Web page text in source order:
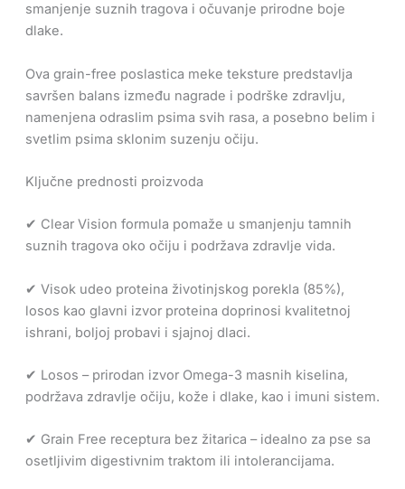
smanjenje suznih tragova i očuvanje prirodne boje
dlake.
Ova grain-free poslastica meke teksture predstavlja
savršen balans između nagrade i podrške zdravlju,
namenjena odraslim psima svih rasa, a posebno belim i
svetlim psima sklonim suzenju očiju.
Ključne prednosti proizvoda
✔ Clear Vision formula pomaže u smanjenju tamnih
suznih tragova oko očiju i podržava zdravlje vida.
✔ Visok udeo proteina životinjskog porekla (85%),
losos kao glavni izvor proteina doprinosi kvalitetnoj
ishrani, boljoj probavi i sjajnoj dlaci.
✔ Losos – prirodan izvor Omega-3 masnih kiselina,
podržava zdravlje očiju, kože i dlake, kao i imuni sistem.
✔ Grain Free receptura bez žitarica – idealno za pse sa
osetljivim digestivnim traktom ili intolerancijama.